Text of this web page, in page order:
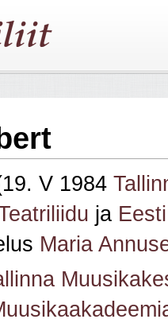
V 1984
ja
Maria